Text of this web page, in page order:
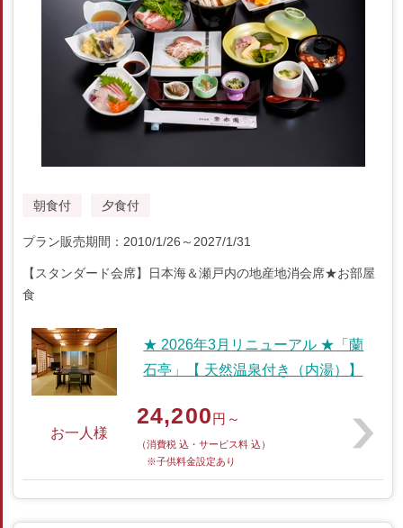
朝食付 夕食付
プラン販売期間：2010/1/26～2027/1/31
【スタンダード会席】日本海＆瀬戸内の地産地消会席★お部屋
食
★ 2026年3月リニューアル ★「蘭
石亭」【 天然温泉付き（内湯）】
お一人様
24,200円～
（消費税 込・サービス料 込）
※子供料金設定あり